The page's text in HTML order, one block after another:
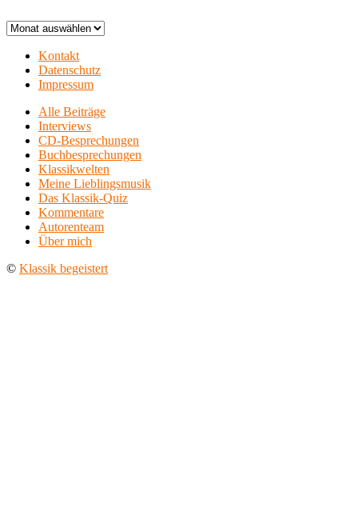
Archiv
Kontakt
Datenschutz
Impressum
Alle Beiträge
Interviews
CD-Besprechungen
Buchbesprechungen
Klassikwelten
Meine Lieblingsmusik
Das Klassik-Quiz
Kommentare
Autorenteam
Über mich
© Klassik begeistert